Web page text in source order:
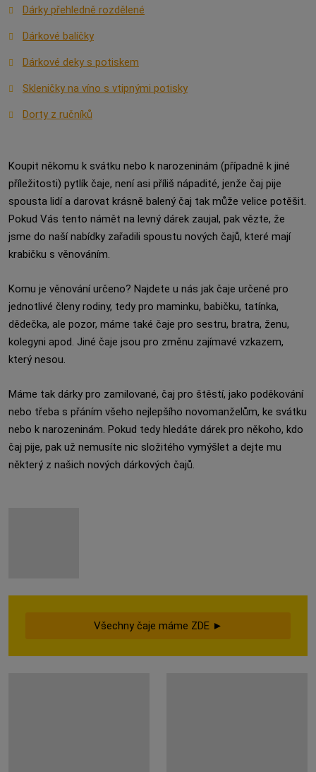
Dárky přehledně rozdělené
Dárkové balíčky
Dárkové deky s potiskem
Skleničky na víno s vtipnými potisky
Dorty z ručníků
Koupit někomu k svátku nebo k narozeninám (případně k jiné
příležitosti) pytlík čaje, není asi příliš nápadité, jenže čaj pije
spousta lidí a darovat krásně balený čaj tak může velice potěšit.
Pokud Vás tento námět na levný dárek zaujal, pak vězte, že
jsme do naší nabídky zařadili spoustu nových čajů, které mají
krabičku s věnováním.
Komu je věnování určeno? Najdete u nás jak čaje určené pro
jednotlivé členy rodiny, tedy pro maminku, babičku, tatínka,
dědečka, ale pozor, máme také čaje pro sestru, bratra, ženu,
kolegyni apod. Jiné čaje jsou pro změnu zajímavé vzkazem,
který nesou.
Máme tak dárky pro zamilované, čaj pro štěstí, jako poděkování
nebo třeba s přáním všeho nejlepšího novomanželům, ke svátku
nebo k narozeninám. Pokud tedy hledáte dárek pro někoho, kdo
čaj pije, pak už nemusíte nic složitého vymýšlet a dejte mu
některý z našich nových dárkových čajů.
Všechny čaje máme ZDE ►